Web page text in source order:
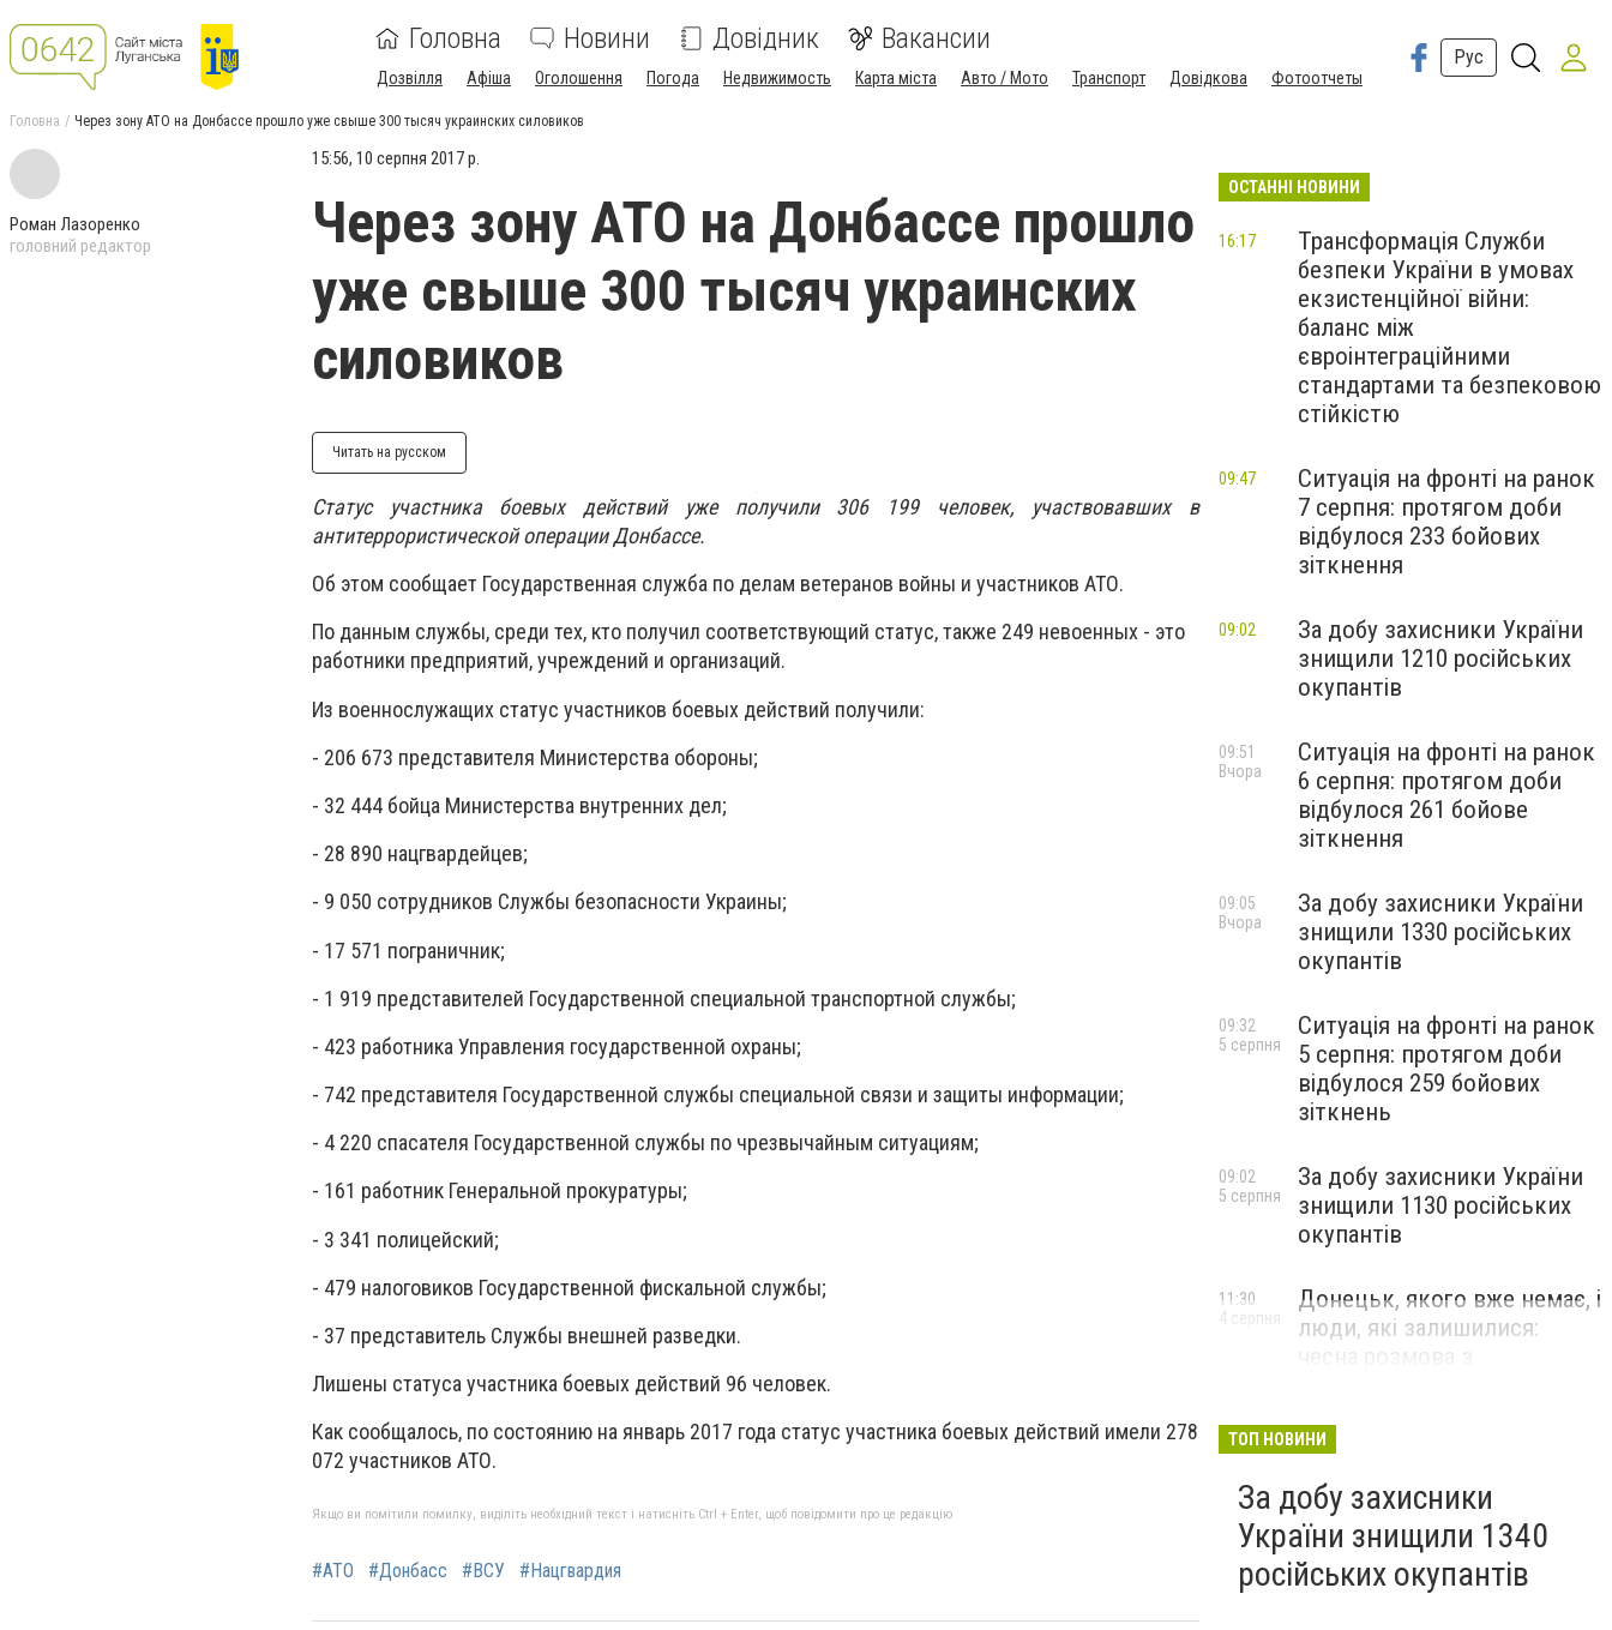
Головна Новини Довідник Вакансии
Дозвілля Афіша Оголошення Погода Недвижимость Карта міста Авто / Мото Транспорт Довідкова Фотоотчеты
Рус
Головна Через зону АТО на Донбассе прошло уже свыше 300 тысяч украинских силовиков
Роман Лазоренко
головний редактор
15:56, 10 серпня 2017 р.
Через зону АТО на Донбассе прошло
уже свыше 300 тысяч украинских
силовиков
Читать на русском
Статус участника боевых действий уже получили 306 199 человек, участвовавших в
антитеррористической операции Донбассе.
Об этом сообщает Государственная служба по делам ветеранов войны и участников АТО.
По данным службы, среди тех, кто получил соответствующий статус, также 249 невоенных - это
работники предприятий, учреждений и организаций.
Из военнослужащих статус участников боевых действий получили:
- 206 673 представителя Министерства обороны;
- 32 444 бойца Министерства внутренних дел;
- 28 890 нацгвардейцев;
- 9 050 сотрудников Службы безопасности Украины;
- 17 571 пограничник;
- 1 919 представителей Государственной специальной транспортной службы;
- 423 работника Управления государственной охраны;
- 742 представителя Государственной службы специальной связи и защиты информации;
- 4 220 спасателя Государственной службы по чрезвычайным ситуациям;
- 161 работник Генеральной прокуратуры;
- 3 341 полицейский;
- 479 налоговиков Государственной фискальной службы;
- 37 представитель Службы внешней разведки.
Лишены статуса участника боевых действий 96 человек.
Как сообщалось, по состоянию на январь 2017 года статус участника боевых действий имели 278
072 участников АТО.
Якщо ви помітили помилку, виділіть необхідний текст і натисніть Ctrl + Enter, щоб повідомити про це редакцію
#АТО #Донбасс #ВСУ #Нацгвардия
ОСТАННІ НОВИНИ
Трансформація Служби
безпеки України в умовах
екзистенційної війни:
баланс між
євроінтеграційними
стандартами та безпековою
стійкістю
16:17
Ситуація на фронті на ранок
7 серпня: протягом доби
відбулося 233 бойових
зіткнення
09:47
За добу захисники України
знищили 1210 російських
окупантів
09:02
Ситуація на фронті на ранок
6 серпня: протягом доби
відбулося 261 бойове
зіткнення
09:51
Вчора
За добу захисники України
знищили 1330 російських
окупантів
09:05
Вчора
Ситуація на фронті на ранок
5 серпня: протягом доби
відбулося 259 бойових
зіткнень
09:32
5 серпня
За добу захисники України
знищили 1130 російських
окупантів
09:02
5 серпня
Донецьк, якого вже немає, і
люди, які залишилися:
11:30
4 серпня
ТОП НОВИНИ
За добу захисники
України знищили 1340
російських окупантів